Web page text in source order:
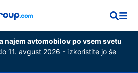
najem avtomobilov po vsem svetu
11. avgust 2026 - izkoristite jo še